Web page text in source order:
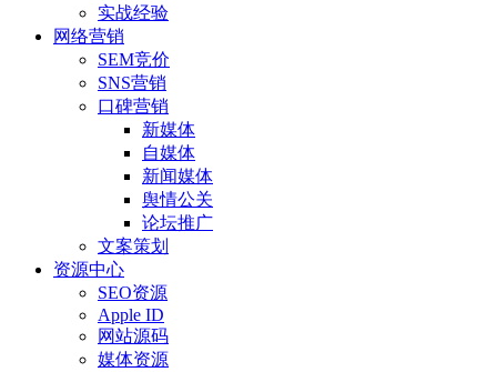
实战经验
网络营销
SEM竞价
SNS营销
口碑营销
新媒体
自媒体
新闻媒体
舆情公关
论坛推广
文案策划
资源中心
SEO资源
Apple ID
网站源码
媒体资源